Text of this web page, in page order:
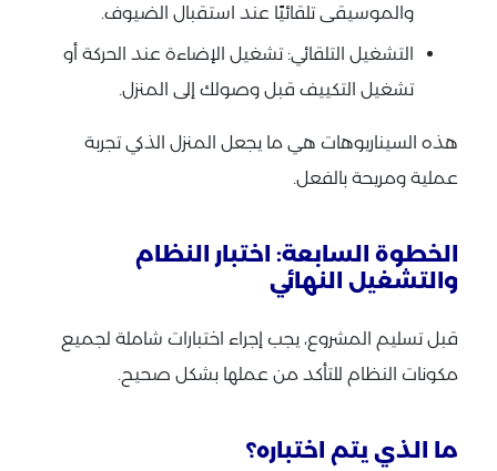
والموسيقى تلقائيًا عند استقبال الضيوف.
التشغيل التلقائي: تشغيل الإضاءة عند الحركة أو
تشغيل التكييف قبل وصولك إلى المنزل.
هذه السيناريوهات هي ما يجعل المنزل الذكي تجربة
عملية ومريحة بالفعل.
الخطوة السابعة: اختبار النظام
والتشغيل النهائي
قبل تسليم المشروع، يجب إجراء اختبارات شاملة لجميع
مكونات النظام للتأكد من عملها بشكل صحيح.
ما الذي يتم اختباره؟